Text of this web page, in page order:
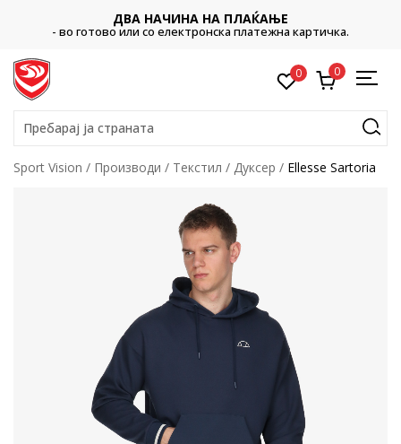
ДВА НАЧИНА НА ПЛАЌАЊЕ
- во готово или со електронска платежна картичка.
0 0
Пребарај ја страната
Sport Vision Производи Текстил Дуксер Ellesse Sartoria